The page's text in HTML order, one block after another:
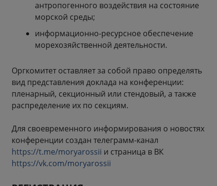
антропогенного воздействия на состояние
морской среды;
информационно-ресурсное обеспечение
морехозяйственной деятельности.
Оргкомитет оставляет за собой право определять
вид представления доклада на конференции:
пленарный, секционный или стендовый, а также
распределение их по секциям.
Для своевременного информирования о новостях
конференции создан телеграмм-канал
https://t.me/moryarossii и страница в ВК
https://vk.com/moryarossii